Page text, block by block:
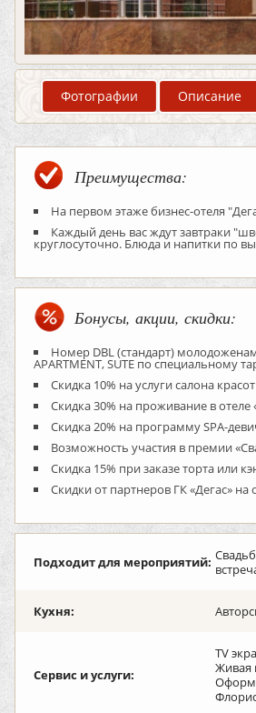
Фотографии Описание
Преимущества:
На первом этаже бизнес-отеля
Каждый день вас ждут завтраки
круглосуточно. Блюда и напитки по
Бонусы, акции, скидки:
Номер DBL (стандарт)
APARTMENT, SUTE по специальному
Скидка 10% на услуги салона
Скидка 30% на проживание в отеле
Скидка 20% на программу SPA-
Возможность участия в премии
Скидка 15% при заказе торта или
Скидки от партнеров ГК «Дегас» на
Подходит для мероприятий:
Кухня:
Сервис и услуги:
TV
Живая